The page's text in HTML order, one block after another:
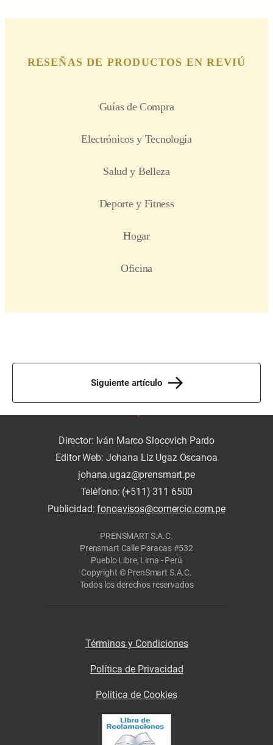
Siguiente artículo
Director: Iván Marco Slocovich Pardo
Editor Web: Johana Liz Ugaz Oscanoa
johana.ugaz@prensmart.pe
Teléfono: (+511) 311 6500
Publicidad:fonoavisos@comercio.com.pe
PRENSMART S.A.C.
Prensmart Calle Paracas #532
Pueblo Libre, Lima - Perú
Copyright © PrenSmart S.A.C.
Todos los derechos reservados
Términos y Condiciones
Política de Privacidad
Politica de Cookies